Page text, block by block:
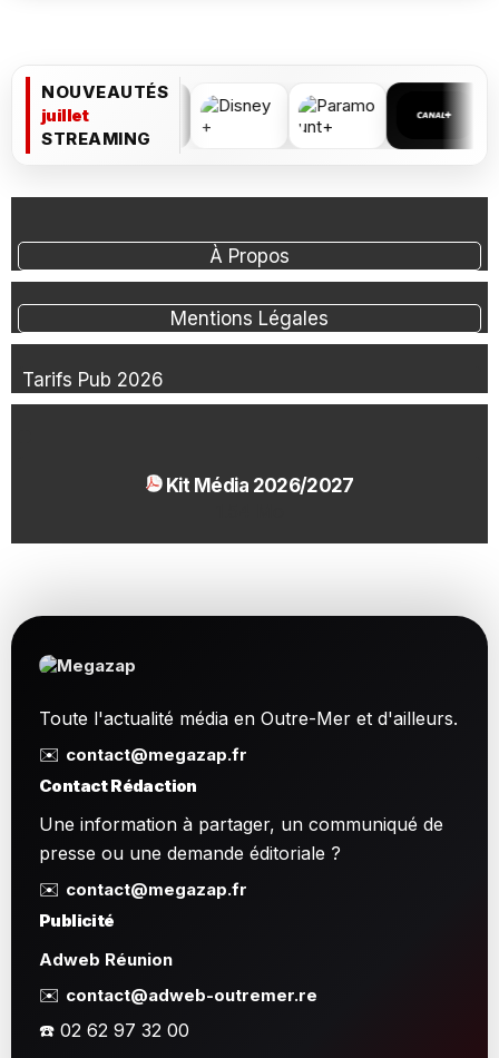
NOUVEAUTÉS
juillet
STREAMING
À Propos
Mentions Légales
Tarifs Pub 2026
Kit Média 2026/2027
Toute l'actualité média en Outre-Mer et d'ailleurs.
✉️ contact@megazap.fr
Contact Rédaction
Une information à partager, un communiqué de
presse ou une demande éditoriale ?
✉️ contact@megazap.fr
Publicité
Adweb Réunion
✉️ contact@adweb-outremer.re
☎️ 02 62 97 32 00